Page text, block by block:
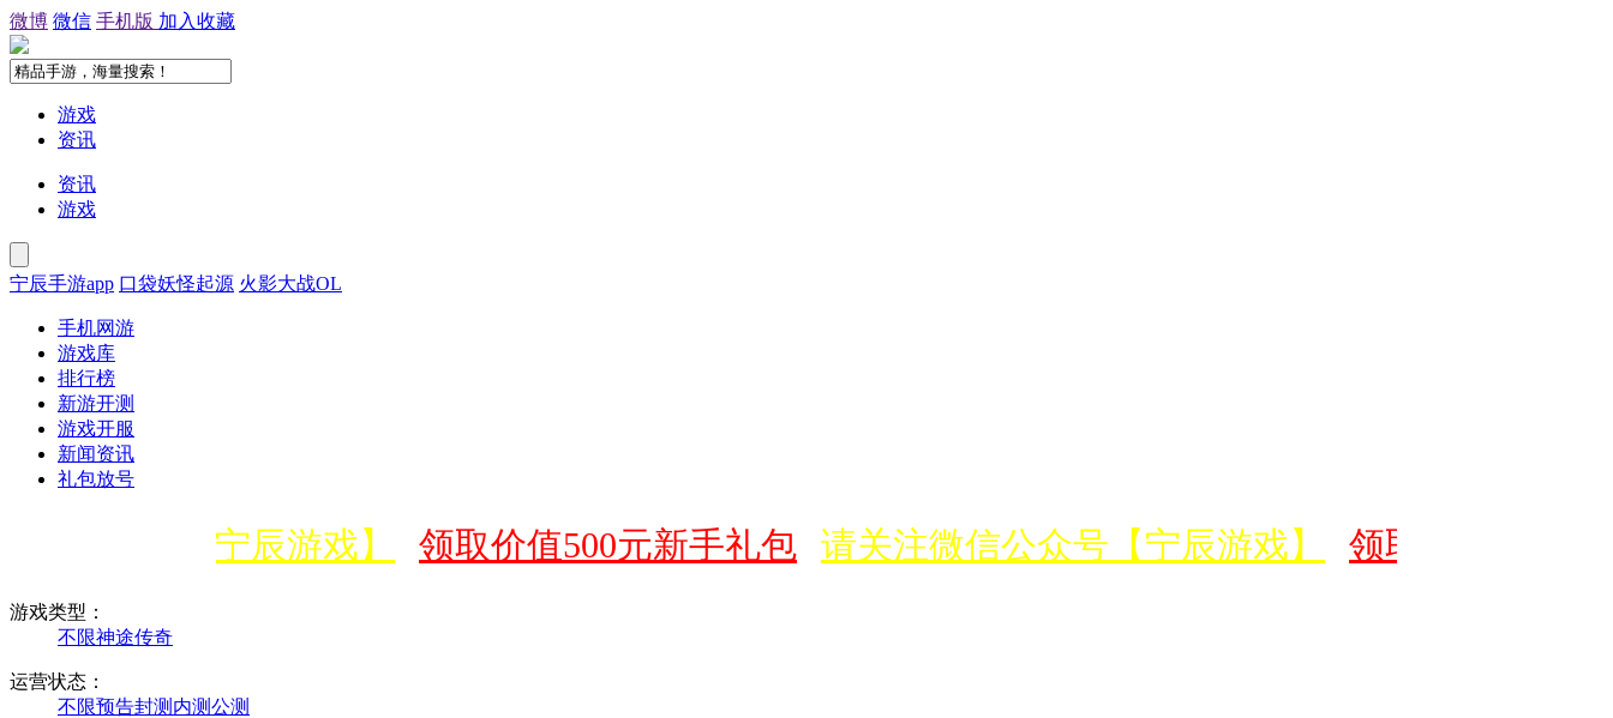
微博 微信 手机版 加入收藏
游戏
资讯
资讯
游戏
宁辰手游app 口袋妖怪起源 火影大战OL
手机网游
游戏库
排行榜
新游开测
游戏开服
新闻资讯
礼包放号
信公众号【宁辰游戏】 领取价值500元新手礼包 请关注微信公众号【宁辰游戏】 领取价值500元
游戏类型：
不限神途传奇
运营状态：
不限预告封测 内测公测